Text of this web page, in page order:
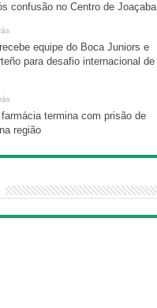
confusão no Centro de Joaçaba
equipe do Boca Juniors e
para desafio internacional de
termina com prisão de
região